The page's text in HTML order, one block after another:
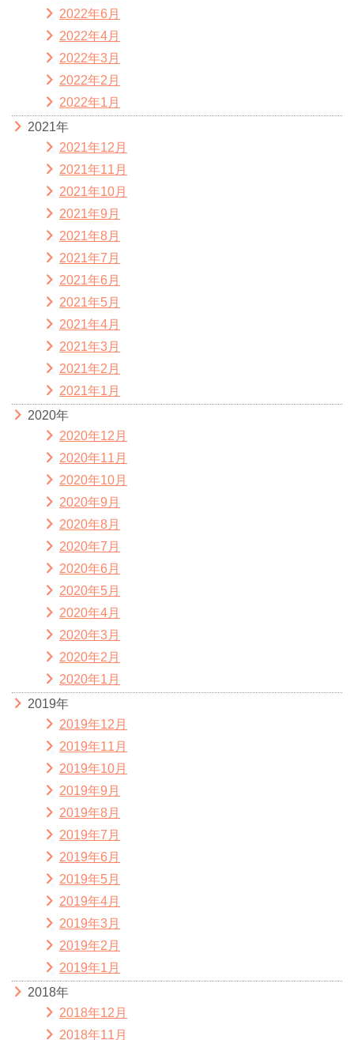
2022年6月
2022年4月
2022年3月
2022年2月
2022年1月
2021年
2021年12月
2021年11月
2021年10月
2021年9月
2021年8月
2021年7月
2021年6月
2021年5月
2021年4月
2021年3月
2021年2月
2021年1月
2020年
2020年12月
2020年11月
2020年10月
2020年9月
2020年8月
2020年7月
2020年6月
2020年5月
2020年4月
2020年3月
2020年2月
2020年1月
2019年
2019年12月
2019年11月
2019年10月
2019年9月
2019年8月
2019年7月
2019年6月
2019年5月
2019年4月
2019年3月
2019年2月
2019年1月
2018年
2018年12月
2018年11月